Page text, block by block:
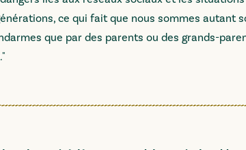
ce qui fait que nous sommes autant
que par des parents ou des grands-